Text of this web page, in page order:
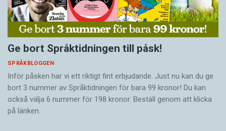
Ge bort Språktidningen till påsk!
SPRÅKBLOGGEN
Inför påsken har vi ett riktigt fint erbjudande. Just nu kan du ge
bort 3 nummer av Språktidningen för bara 99 kronor! Du kan
också välja 6 nummer för 198 kronor. Beställ genom att klicka
på länken.